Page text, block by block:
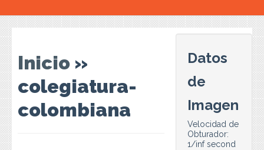
Empresas
Instituciones Educativas
Inicio »
colegiatura-
colombiana
Datos
de
Imagen
Velocidad de
Obturador:
1/inf second